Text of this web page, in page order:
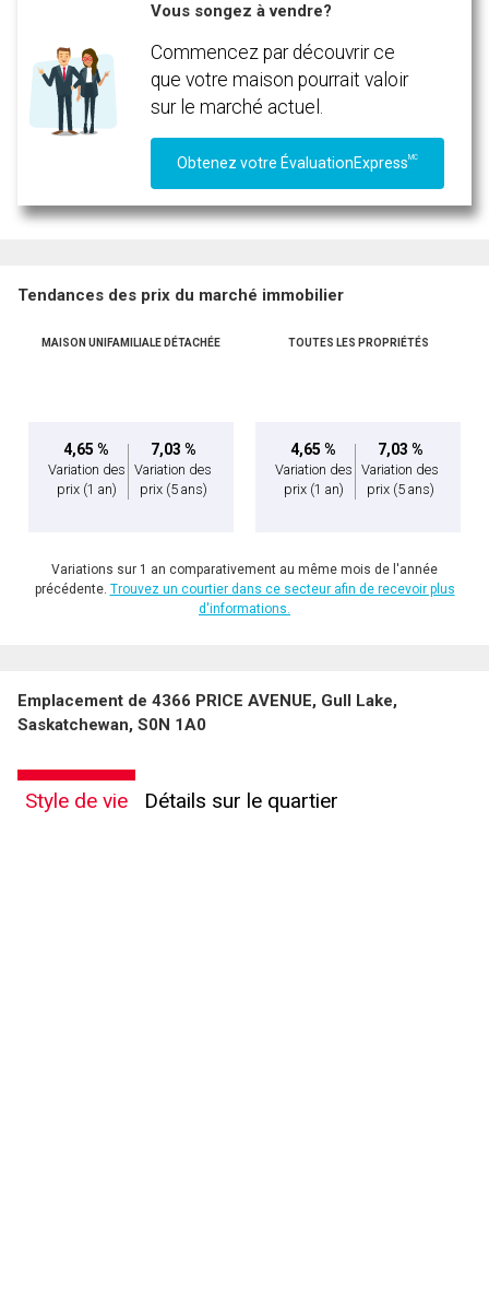
vous nous fournissez l'autorisation écrite de communiquer avec vous.
Vous songez à vendre?
Commencez par découvrir ce
que votre maison pourrait valoir
sur le marché actuel.
Obtenez votre ÉvaluationExpressMC
Tendances des prix du marché immobilier
MAISON UNIFAMILIALE DÉTACHÉE
4,65 %
Variation des
prix (1 an)
7,03 %
Variation des
prix (5 ans)
TOUTES LES PROPRIÉTÉS
4,65 %
Variation des
prix (1 an)
7,03 %
Variation des
prix (5 ans)
Variations sur 1 an comparativement au même mois de l'année
précédente. Trouvez un courtier dans ce secteur afin de recevoir plus
d'informations.
Emplacement de 4366 PRICE AVENUE, Gull Lake,
Saskatchewan, S0N 1A0
Style de vie Détails sur le quartier